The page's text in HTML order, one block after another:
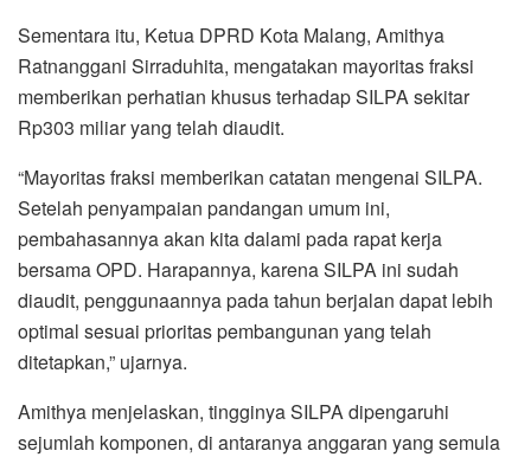
Sementara itu, Ketua DPRD Kota Malang, Amithya
Ratnanggani Sirraduhita, mengatakan mayoritas fraksi
memberikan perhatian khusus terhadap SILPA sekitar
Rp303 miliar yang telah diaudit.
“Mayoritas fraksi memberikan catatan mengenai SILPA.
Setelah penyampaian pandangan umum ini,
pembahasannya akan kita dalami pada rapat kerja
bersama OPD. Harapannya, karena SILPA ini sudah
diaudit, penggunaannya pada tahun berjalan dapat lebih
optimal sesuai prioritas pembangunan yang telah
ditetapkan,” ujarnya.
Amithya menjelaskan, tingginya SILPA dipengaruhi
sejumlah komponen, di antaranya anggaran yang semula